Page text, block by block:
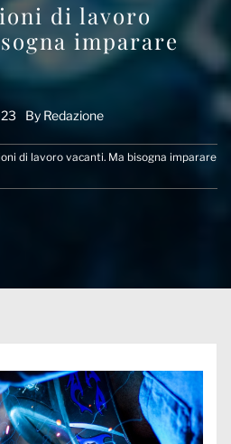
di lavoro
imparare
By Redazione
di lavoro vacanti. Ma bisogna imparare